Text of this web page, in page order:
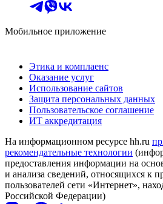
Мобильное приложение
Этика и комплаенс
Оказание услуг
Использование сайтов
Защита персональных данных
Пользовательское соглашение
ИТ аккредитация
На информационном ресурсе hh.ru
рекомендательные технологии
предоставления информации на
и анализа сведений, относящихся к
пользователей сети «Интернет»,
Российской Федерации)